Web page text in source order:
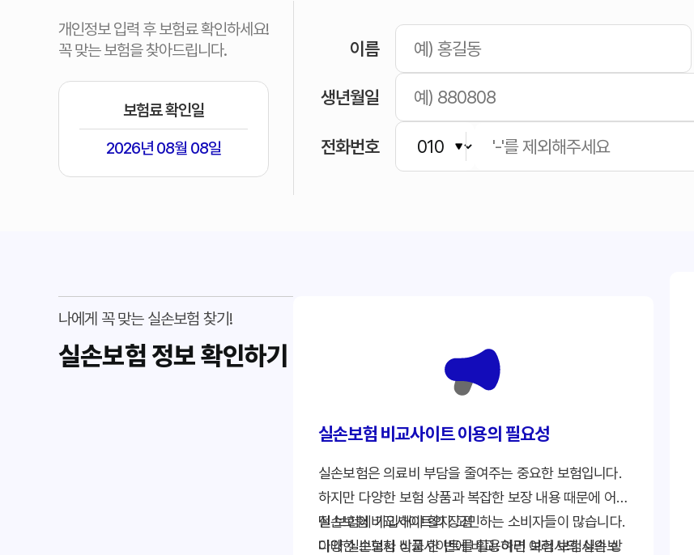
개인정보 입력 후 보험료 확인하세요!
꼭 맞는 보험을 찾아드립니다.
보험료 확인일
2026년 08월 08일
이름
생년월일
전화번호
나에게 꼭 맞는 실손보험 찾기!
실손보험 정보확인하기
실손보험 비교사이트 이용의 필요성
실손보험은 의료비 부담을 줄여주는 중요한 보험입니다.
하지만 다양한 보험 상품과 복잡한 보장 내용 때문에 어
떤 보험에 가입해야 할지 고민하는 소비자들이 많습니다.
이때 실손보험 비교사이트를 활용하면 여러 보험사의 상
실손보험 비교사이트의 장점
다양한 보험사 상품 한 번에 비교: 여러 보험사의 실손보